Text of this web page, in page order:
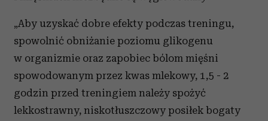
„Aby uzyskać dobre efekty podczas treningu,
spowolnić obniżanie poziomu glikogenu
w organizmie oraz zapobiec bólom mięśni
spowodowanym przez kwas mlekowy, 1,5 - 2
godzin przed treningiem należy spożyć
lekkostrawny, niskotłuszczowy posiłek bogaty